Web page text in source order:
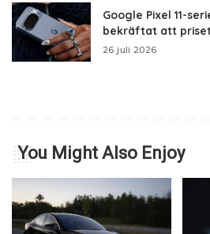
Google Pixel 11-
bekräftat att
26 juli 2026
You Might Also Enjoy